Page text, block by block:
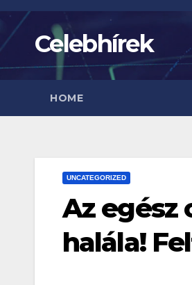
Skip
content Celebhírek
HOME
UNCATEGORIZED
Az egész
halála!